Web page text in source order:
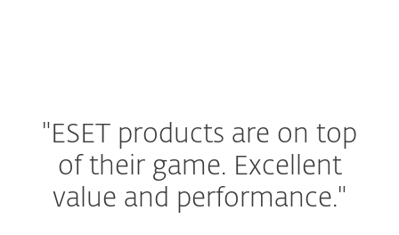
"ESET products are on top
of their game. Excellent
value and performance."